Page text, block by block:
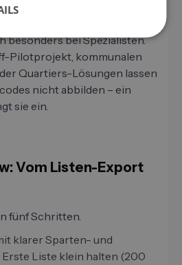
besonders bei Spezialisten.
Pilotprojekt, kommunalen
Quartiers-Lösungen lassen
nicht abbilden – ein
sie ein.
Vom Listen-Export
fünf Schritten.
klarer Sparten- und
Liste klein halten (200